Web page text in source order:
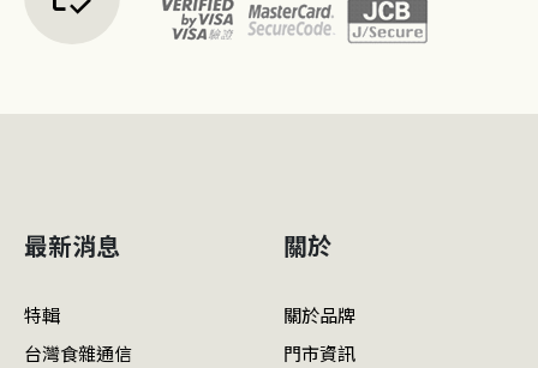
最新消息
特輯
台灣食雜通信
關於
關於品牌
門市資訊